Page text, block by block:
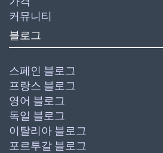
커뮤니티
블로그
스페인 블로그
프랑스 블로그
영어 블로그
독일 블로그
이탈리아 블로그
포르투갈 블로그